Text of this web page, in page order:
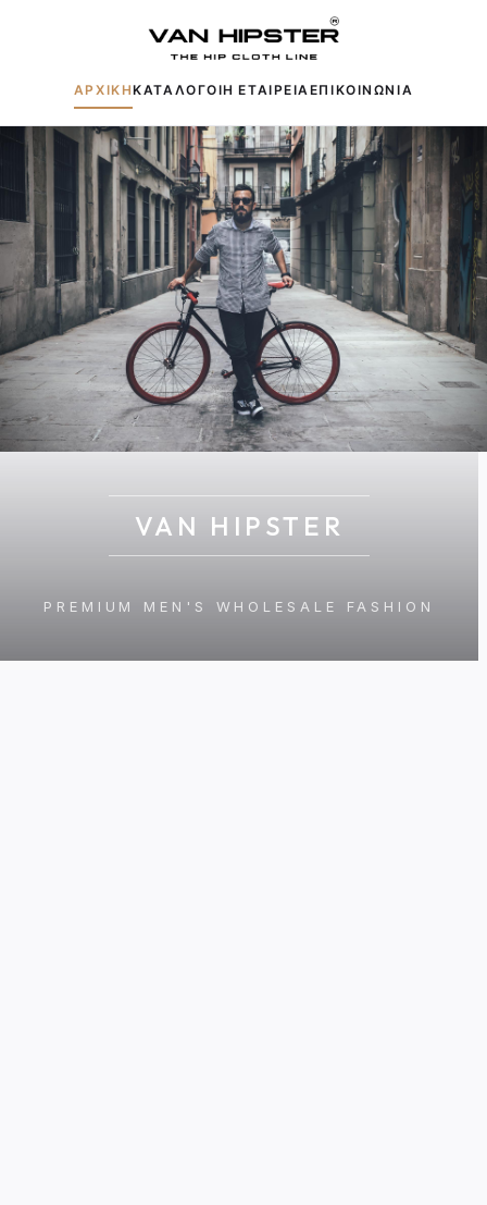
ΑΡΧΙΚΗΚΑΤΑΛΟΓΟΙΗ ΕΤΑΙΡΕΙΑΕΠΙΚΟΙΝΩΝΙΑ
Δημοφιλείς αναζητήσεις: Πουκάμισα
Μπουφάν
Παντελόνια
Πλεκτά
VAN HIPSTER
PREMIUM MEN'S WHOLESALE FASHION